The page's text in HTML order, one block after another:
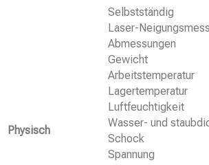
Selbstständig
Laser-
Physisch
Abmessungen
Gewicht
Arbeitstemperatur
Lagertemperatur
Luftfeuchtigkeit
Wasser- und
Schock
Spannung